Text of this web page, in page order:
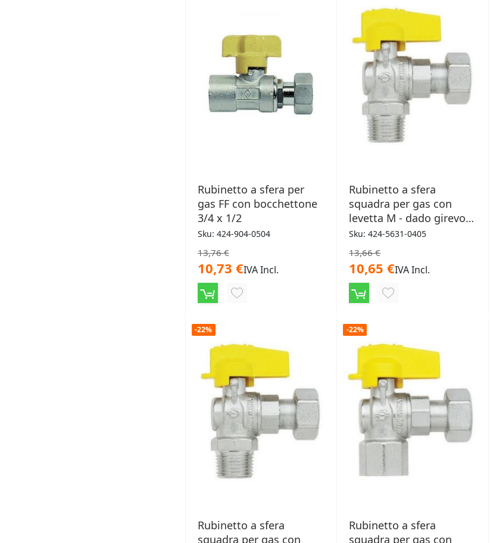
DESIDERI
Rubinetto a sfera per
gas FF con bocchettone
3/4 x 1/2
Sku: 424-904-0504
13,76 €
10,73 €IVA Incl.
AGGIUNGI
DESIDERI
Rubinetto a sfera
squadra per gas con
levetta M - dado girevole
F 1/2" x 3/4"
Sku: 424-5631-0405
13,66 €
10,65 €IVA Incl.
AGGIUNGI
DESIDERI
-22%
Rubinetto a sfera
squadra per gas con
-22%
Rubinetto a sfera
squadra per gas con